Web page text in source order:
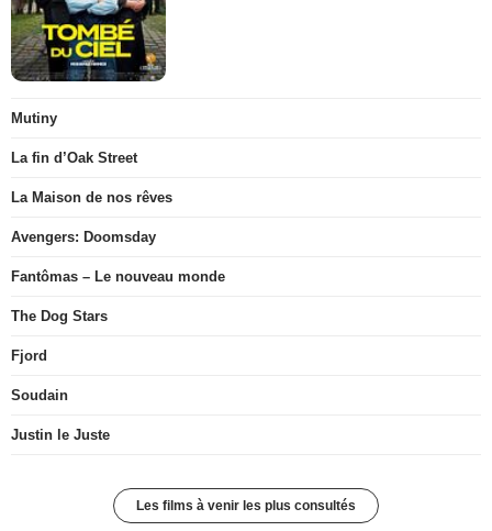
Mutiny
La fin d’Oak Street
La Maison de nos rêves
Avengers: Doomsday
Fantômas – Le nouveau monde
The Dog Stars
Fjord
Soudain
Justin le Juste
Les films à venir les plus consultés